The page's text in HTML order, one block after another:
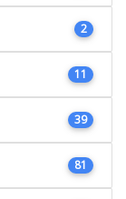
2
11
39
81